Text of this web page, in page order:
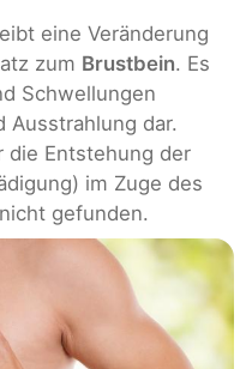
eine Veränderung
zum Brustbein. Es
Schwellungen
Ausstrahlung dar.
die Entstehung der
im Zuge des
gefunden.